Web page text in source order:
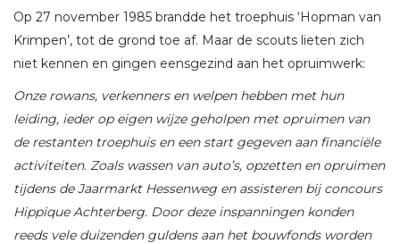
Op 27 november 1985 brandde het troephuis ‘Hopman van
Krimpen’, tot de grond toe af. Maar de scouts lieten zich
niet kennen en gingen eensgezind aan het opruimwerk:
Onze rowans, verkenners en welpen hebben met hun
leiding, ieder op eigen wijze geholpen met opruimen van
de restanten troephuis en een start gegeven aan financiële
activiteiten. Zoals wassen van auto’s, opzetten en opruimen
tijdens de Jaarmarkt Hessenweg en assisteren bij concours
Hippique Achterberg. Door deze inspanningen konden
reeds vele duizenden guldens aan het bouwfonds worden